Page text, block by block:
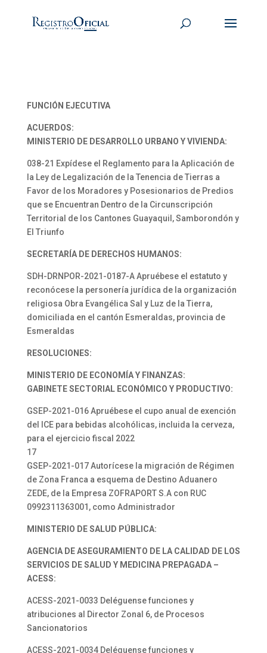
FUNCIÓN EJECUTIVA
ACUERDOS:
MINISTERIO DE DESARROLLO URBANO Y VIVIENDA:
038-21 Expídese el Reglamento para la Aplicación de
la Ley de Legalización de la Tenencia de Tierras a
Favor de los Moradores y Posesionarios de Predios
que se Encuentran Dentro de la Circunscripción
Territorial de los Cantones Guayaquil, Samborondón y
El Triunfo
SECRETARÍA DE DERECHOS HUMANOS:
SDH-DRNPOR-2021-0187-A Apruébese el estatuto y
reconócese la personería jurídica de la organización
religiosa Obra Evangélica Sal y Luz de la Tierra,
domiciliada en el cantón Esmeraldas, provincia de
Esmeraldas
RESOLUCIONES:
MINISTERIO DE ECONOMÍA Y FINANZAS:
GABINETE SECTORIAL ECONÓMICO Y PRODUCTIVO:
GSEP-2021-016 Apruébese el cupo anual de exención
del ICE para bebidas alcohólicas, incluida la cerveza,
para el ejercicio fiscal 2022
17
GSEP-2021-017 Autorícese la migración de Régimen
de Zona Franca a esquema de Destino Aduanero
ZEDE, de la Empresa ZOFRAPORT S.A con RUC
0992311363001, como Administrador
MINISTERIO DE SALUD PÚBLICA:
AGENCIA DE ASEGURAMIENTO DE LA CALIDAD DE LOS
SERVICIOS DE SALUD Y MEDICINA PREPAGADA –
ACESS:
ACESS-2021-0033 Deléguense funciones y
atribuciones al Director Zonal 6, de Procesos
Sancionatorios
ACESS-2021-0034 Deléguense funciones y